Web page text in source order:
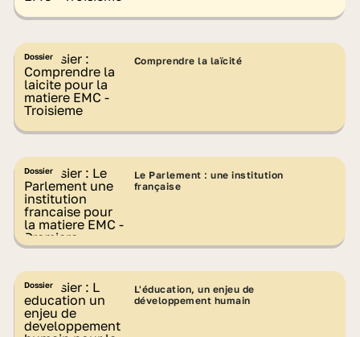
Dossier Comprendre la laïcité
Dossier
Le Parlement : une institution
française
Dossier
L'éducation, un enjeu de
développement humain